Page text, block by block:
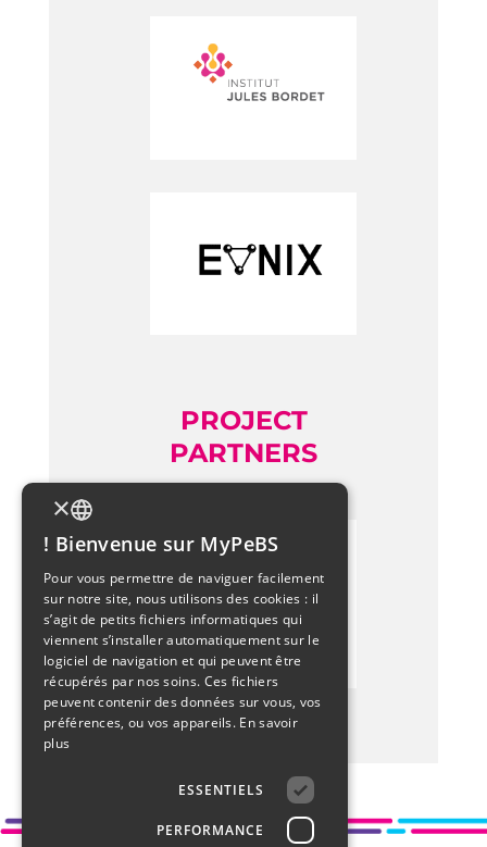
PROJECT
PARTNERS
FRENCH
ENGLISH
ITALIAN
ARABIC
DUTCH
×
Bienvenue sur MyPeBS !
Pour vous permettre de naviguer facilement
sur notre site, nous utilisons des cookies : il
s’agit de petits fichiers informatiques qui
viennent s’installer automatiquement sur le
logiciel de navigation et qui peuvent être
récupérés par nos soins. Ces fichiers
peuvent contenir des données sur vous, vos
préférences, ou vos appareils. En savoir
plus
ESSENTIELS
PERFORMANCE